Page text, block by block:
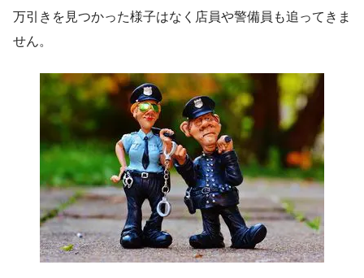
万引きを見つかった様子はなく店員や警備員も追ってきま
せん。